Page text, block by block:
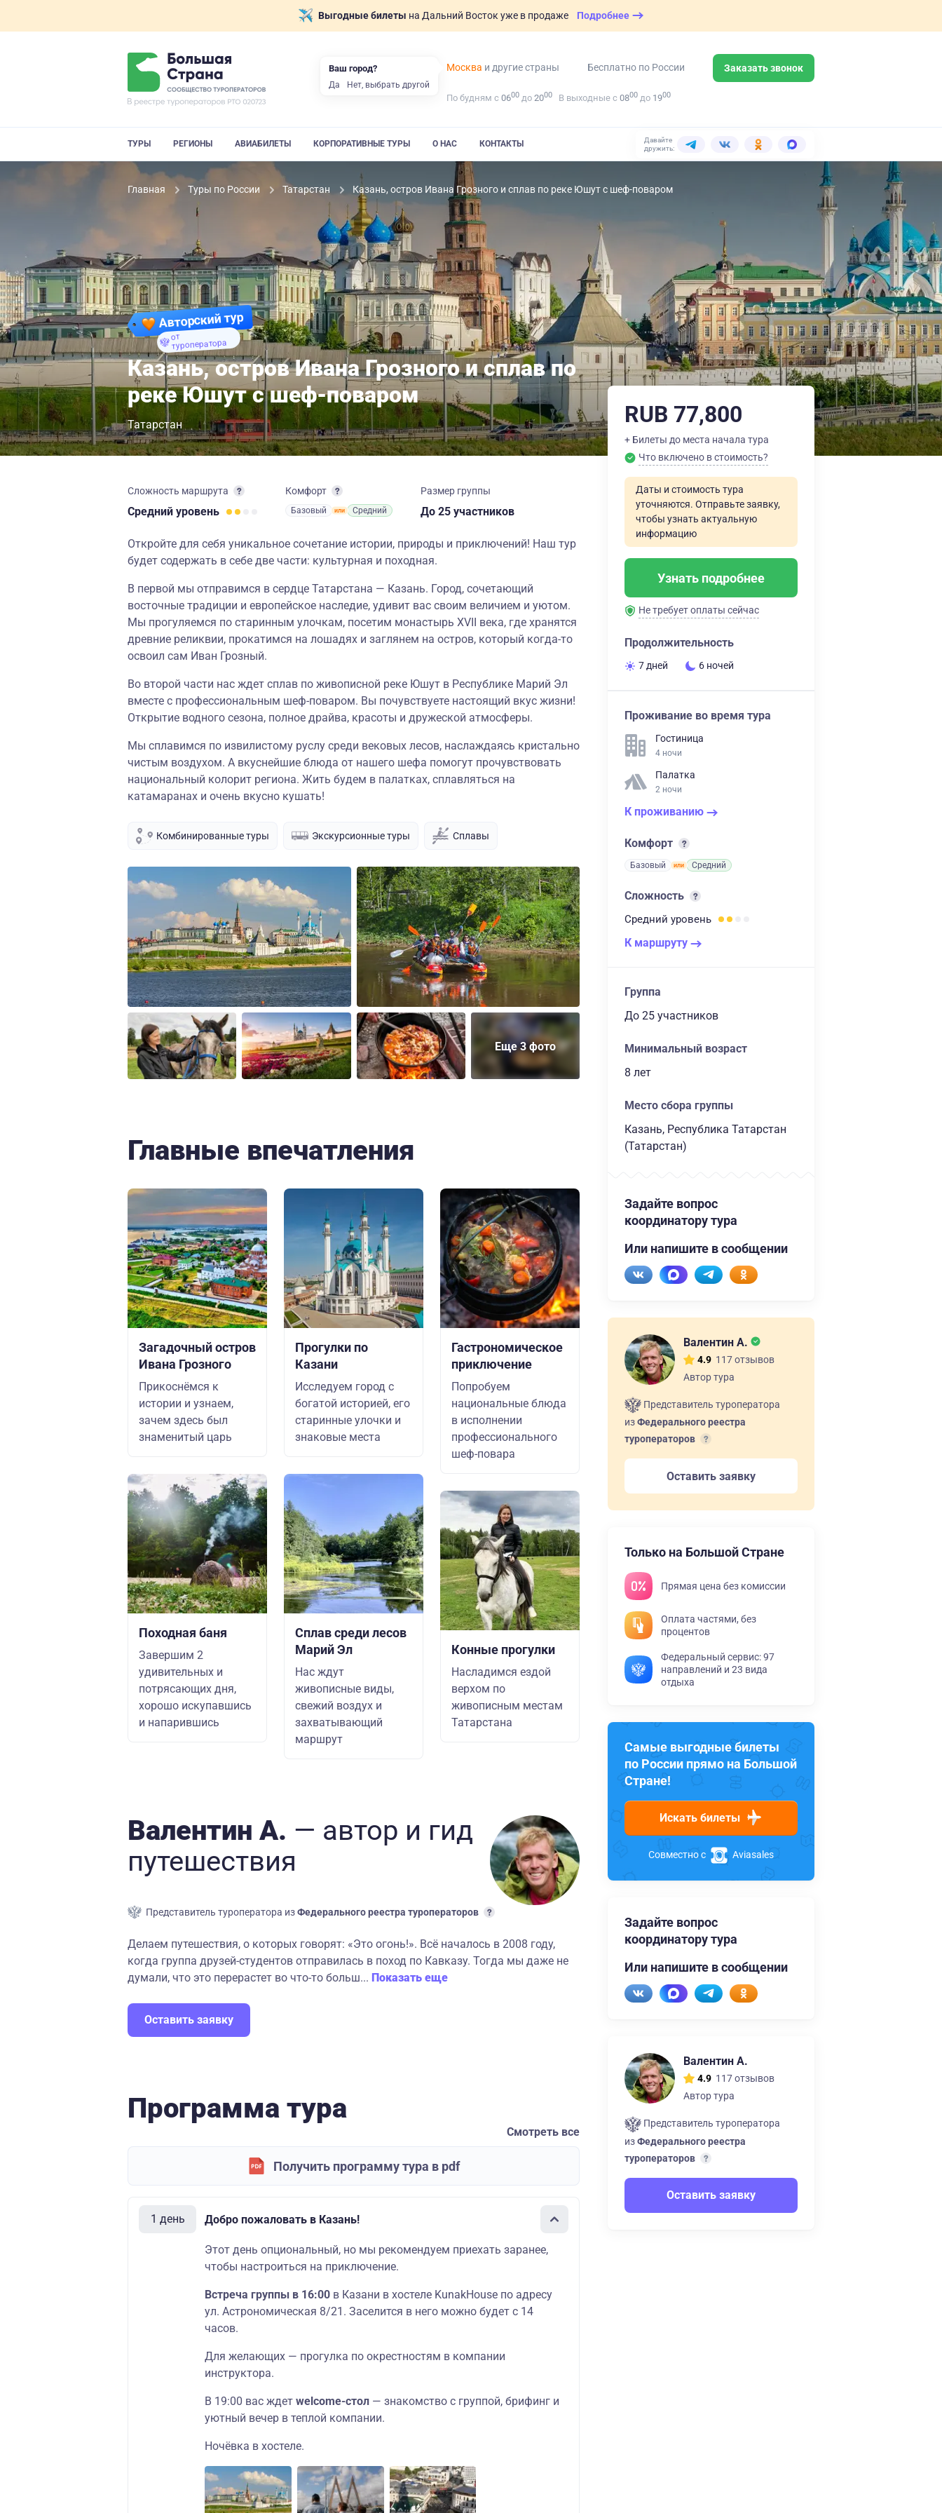
Выгодные билеты на Дальний Восток уже в продаже Подробнее
Москва и другие страны Бесплатно по России Заказать звонок
По будням с 0600 до 2000 В выходные с 0800 до 1900
ТУРЫ РЕГИОНЫ АВИАБИЛЕТЫ КОРПОРАТИВНЫЕ ТУРЫ О НАС КОНТАКТЫ
Давайте
дружить:
Главная Туры по России Татарстан Казань, остров Ивана Грозного и сплав по реке Юшут с шеф-поваром
Авторский тур
от
туроператора
Казань, остров Ивана Грозного и сплав по
реке Юшут с шеф-поваром
Татарстан
Сложность маршрута
Средний уровень
Комфорт
Базовый Средний
Размер группы
до 25 участников
Откройте для себя уникальное сочетание истории, природы и приключений! Наш тур
будет содержать в себе две части: культурная и походная.
В первой мы отправимся в сердце Татарстана — Казань. Город, сочетающий
восточные традиции и европейское наследие, удивит вас своим величием и уютом.
Мы прогуляемся по старинным улочкам, посетим монастырь XVII века, где хранятся
древние реликвии, прокатимся на лошадях и заглянем на остров, который когда-то
освоил сам Иван Грозный.
Во второй части нас ждет сплав по живописной реке Юшут в Республике Марий Эл
вместе с профессиональным шеф-поваром. Вы почувствуете настоящий вкус жизни!
Открытие водного сезона, полное драйва, красоты и дружеской атмосферы.
Мы сплавимся по извилистому руслу среди вековых лесов, наслаждаясь кристально
чистым воздухом. А вкуснейшие блюда от нашего шефа помогут прочувствовать
национальный колорит региона. Жить будем в палатках, сплавляться на
катамаранах и очень вкусно кушать!
Комбинированные туры Экскурсионные туры Сплавы
Еще 3 фото
Главные впечатления
Загадочный остров
Ивана Грозного
Прикоснёмся к
истории и узнаем,
зачем здесь был
знаменитый царь
Походная баня
Завершим 2
удивительных и
потрясающих дня,
хорошо искупавшись
и напарившись
Прогулки по
Казани
Исследуем город с
богатой историей, его
старинные улочки и
знаковые места
Сплав среди лесов
Марий Эл
Нас ждут
живописные виды,
свежий воздух и
захватывающий
маршрут
Гастрономическое
приключение
Попробуем
национальные блюда
в исполнении
профессионального
шеф-повара
Конные прогулки
Насладимся ездой
верхом по
живописным местам
Татарстана
Валентин А. — автор и гид
путешествия
Представитель туроператора изФедерального реестра туроператоров
Делаем путешествия, о которых говорят: «Это огонь!». Всё началось в 2008 году,
когда группа друзей-студентов отправилась в поход по Кавказу. Тогда мы даже не
думали, что это перерастет во что-то больш... Показать еще
Оставить заявку
Программа тура
Смотреть все
Получить программу тура в pdf
1 день Добро пожаловать в Казань!
Этот день опциональный, но мы рекомендуем приехать заранее,
чтобы настроиться на приключение.
Встреча группы в 16:00 в Казани в хостеле KunakHouse по адресу
ул. Астрономическая 8/21. Заселится в него можно будет с 14
часов.
Для желающих — прогулка по окрестностям в компании
инструктора.
В 19:00 вас ждет welcome-стол — знакомство с группой, брифинг и
уютный вечер в теплой компании.
Ночёвка в хостеле.
RUB 77,800
+ Билеты до места начала тура
Что включено в стоимость?
Даты и стоимость тура
уточняются. Отправьте заявку,
чтобы узнать актуальную
информацию
Узнать подробнее
Не требует оплаты сейчас
Продолжительность
7 дней 6 ночей
Проживание во время тура
Гостиница
4 ночи
Палатка
2 ночи
К проживанию
Комфорт
Базовый Средний
Сложность
Средний уровень
К маршруту
Группа
до 25 участников
Минимальный возраст
8 лет
Место сбора группы
Казань, Республика Татарстан
(Татарстан)
Задайте вопрос
координатору тура
Или напишите в сообщении
Валентин А.
4.9 117 отзывов
Автор тура
Представитель туроператора
изФедерального реестра
туроператоров
Оставить заявку
Только на Большой Стране
Прямая цена без комиссии
Оплата частями, без
процентов
Федеральный сервис: 97
направлений и 23 вида
отдыха
Самые выгодные билеты
по России прямо на Большой
Стране!
Искать билеты
Совместно с Aviasales
Задайте вопрос
координатору тура
Или напишите в сообщении
Валентин А.
4.9 117 отзывов
Автор тура
Представитель туроператора
изФедерального реестра
туроператоров
Оставить заявку
Ваш город?
Да Нет, выбрать другой